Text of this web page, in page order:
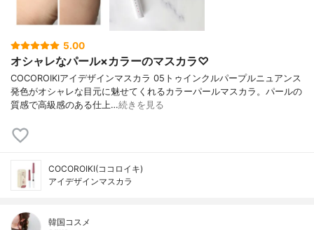
5.00
オシャレなパール×カラーのマスカラ♡
COCOROIKIアイデザインマスカラ 05トゥインクルパープルニュアンス
発色がオシャレな目元に魅せてくれるカラーパールマスカラ。パールの
質感で高級感のある仕上…続きを見る
COCOROIKI(ココロイキ)
アイデザインマスカラ
韓国コスメ